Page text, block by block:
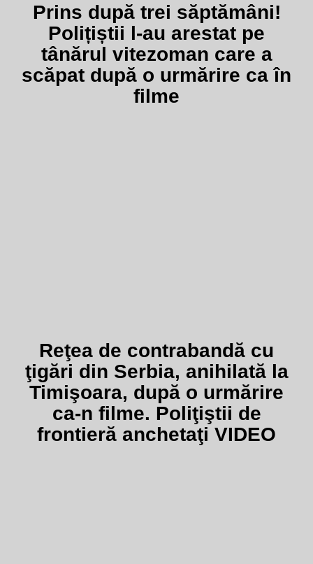
Prins după trei săptămâni!
Polițiștii l-au arestat pe
tânărul vitezoman care a
scăpat după o urmărire ca în
filme
Reţea de contrabandă cu
ţigări din Serbia, anihilată la
Timişoara, după o urmărire
ca-n filme. Poliţiştii de
frontieră anchetaţi VIDEO